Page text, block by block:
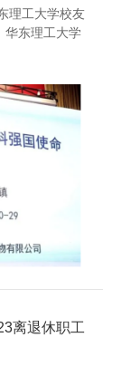
理工大学校友
华东理工大学
离退休职工